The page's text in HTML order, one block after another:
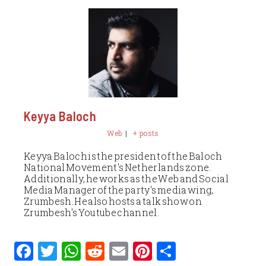
Keyya Baloch
Web | + posts
Keyya Baloch is the president of the Baloch
National Movement's Netherlands zone.
Additionally, he works as the Web and Social
Media Manager of the party's media wing,
Zrumbesh. He also hosts a talk show on
Zrumbesh's Youtube channel.
F T W R E Pi